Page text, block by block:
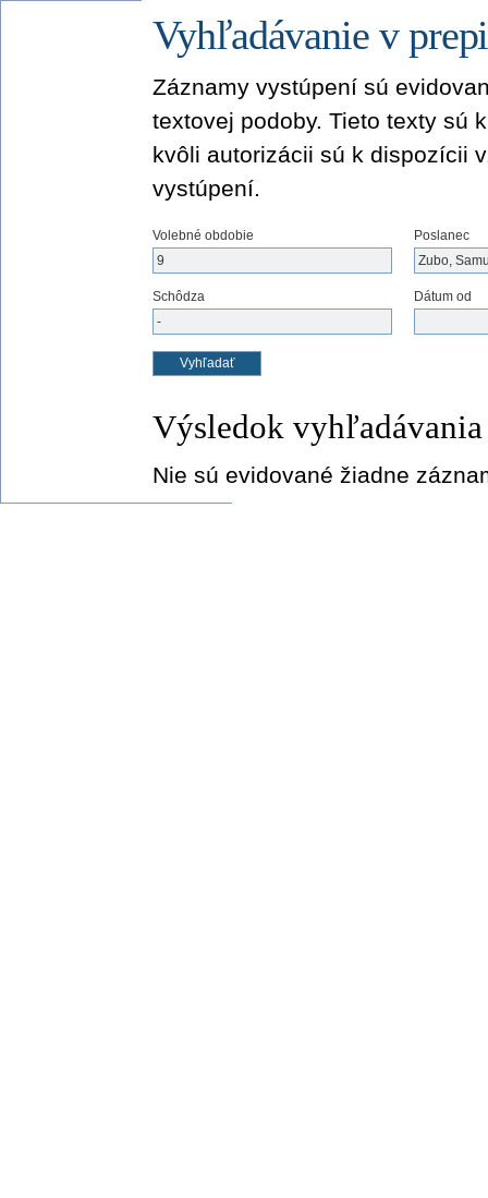
Vyhľadávanie v
Záznamy vystúpení sú
textovej podoby. Tieto texty sú
kvôli autorizácii sú k dispozícii
vystúpení.
Volebné obdobie Poslanec
Schôdza Dátum od
Výsledok
Nie sú evidované žiadne